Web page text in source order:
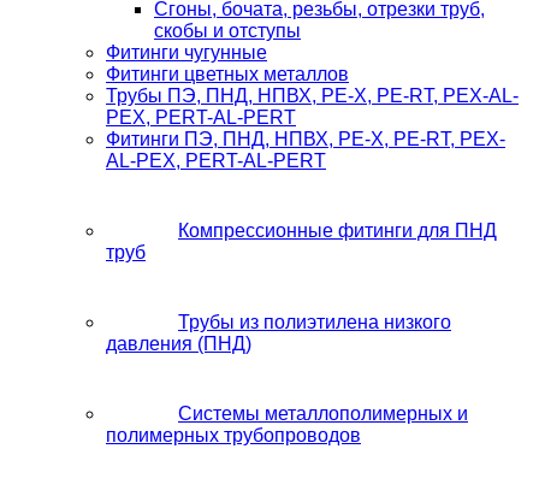
Сгоны, бочата, резьбы, отрезки труб,
скобы и отступы
Фитинги чугунные
Фитинги цветных металлов
Трубы ПЭ, ПНД, НПВХ, PE-X, PE-RT, PEX-AL-
PEX, PERT-AL-PERT
Фитинги ПЭ, ПНД, НПВХ, PE-X, PE-RT, PEX-
AL-PEX, PERT-AL-PERT
Компрессионные фитинги для ПНД
труб
Трубы из полиэтилена низкого
давления (ПНД)
Системы металлополимерных и
полимерных трубопроводов